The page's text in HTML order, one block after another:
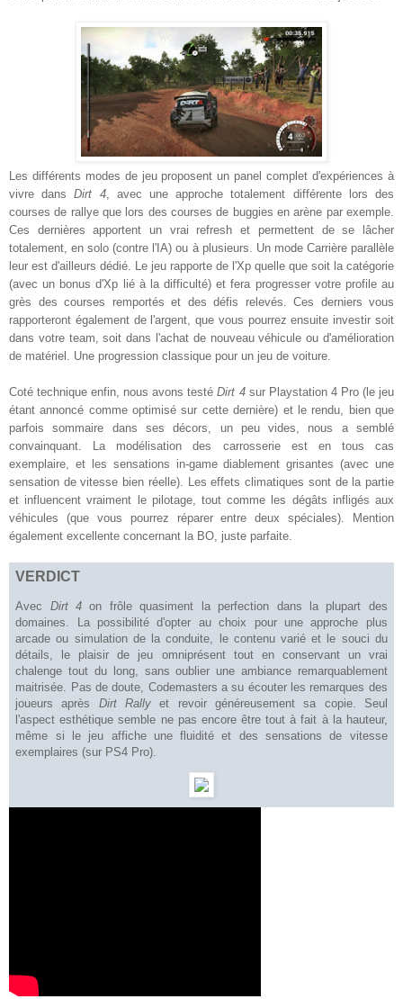
Les différents modes de jeu proposent un panel complet d'expériences à
vivre dansDirt 4, avec une approche totalement différente lors des
courses de rallye que lors des courses de buggies en arène par exemple.
Ces dernières apportent un vrai refresh et permettent de se lâcher
totalement, en solo (contre l'IA) ou à plusieurs. Un mode Carrière parallèle
leur est d'ailleurs dédié. Le jeu rapporte de l'Xp quelle que soit la catégorie
(avec un bonus d'Xp lié à la difficulté) et fera progresser votre profile au
grès des courses remportés et des défis relevés. Ces derniers vous
rapporteront également de l'argent, que vous pourrez ensuite investir soit
dans votre team, soit dans l'achat de nouveau véhicule ou d'amélioration
de matériel. Une progression classique pour un jeu de voiture.
Coté technique enfin, nous avons testéDirt 4sur Playstation 4 Pro (le jeu
étant annoncé comme optimisé sur cette dernière) et le rendu, bien que
parfois sommaire dans ses décors, un peu vides, nous a semblé
convainquant. La modélisation des carrosserie est en tous cas
exemplaire, et les sensations in-game diablement grisantes (avec une
sensation de vitesse bien réelle). Les effets climatiques sont de la partie
et influencent vraiment le pilotage, tout comme les dégâts infligés aux
véhicules (que vous pourrez réparer entre deux spéciales). Mention
également excellente concernant la BO, juste parfaite.
VERDICT
Avec Dirt 4 on frôle quasiment la perfection dans la plupart des
domaines. La possibilité d'opter au choix pour une approche plus
arcade ou simulation de la conduite, le contenu varié et le souci du
détails, le plaisir de jeu omniprésent tout en conservant un vrai
chalenge tout du long, sans oublier une ambiance remarquablement
maitrisée. Pas de doute, Codemasters a su écouter les remarques des
joueurs après Dirt Rally et revoir généreusement sa copie. Seul
l'aspect esthétique semble ne pas encore être tout à fait à la hauteur,
même si le jeu affiche une fluidité et des sensations de vitesse
exemplaires (sur PS4 Pro).